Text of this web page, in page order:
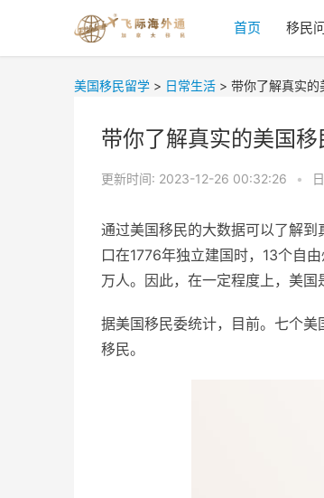
首页 移民
美国移民留学 > 日常生活 > 带你了解真实的
带你了解真实的美国移
更新时间: 2023-12-26 00:32:26 •
通过美国移民的大数据可以了解
口在1776年独立建国时，13个自
万人。因此，在一定程度上，美国
据美国移民委统计，目前。七个
移民。